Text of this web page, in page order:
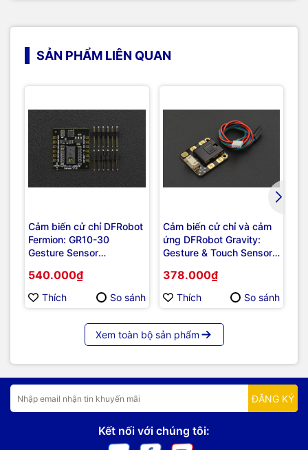
SẢN PHẨM LIÊN QUAN
Cảm biến cử chỉ DFRobot
Fermion: GR10-30
Gesture Sensor
12 Gestures, 0~30cm)
540.000₫
Thích So sánh
Cảm biến cử chỉ và cảm
ứng DFRobot Gravity:
Gesture & Touch Sensor
0~30cm)
378.000₫
Thích So sánh
Xem toàn bộ sản phẩm
ĐĂNG KÝ
Kết nối với chúng tôi: